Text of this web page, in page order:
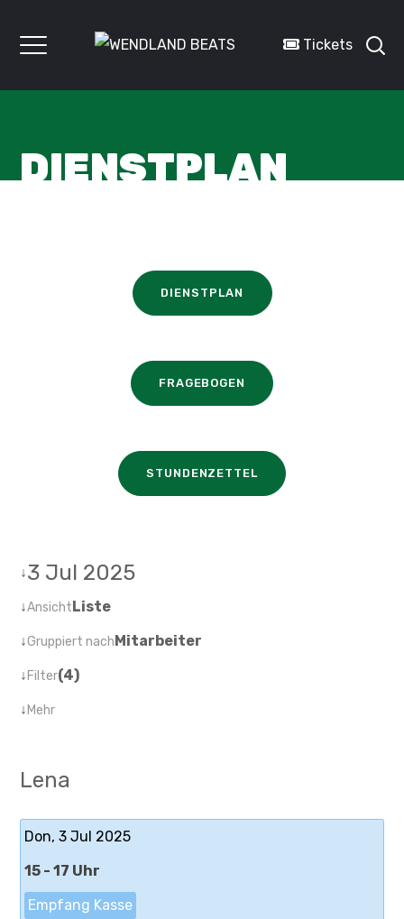
Tickets
DIENSTPLAN
DIENSTPLAN
FRAGEBOGEN
STUNDENZETTEL
↓3 Jul 2025
↓AnsichtListe
↓Gruppiert nachMitarbeiter
↓Filter(4)
↓Mehr
Lena
Don, 3 Jul 2025
15 - 17 Uhr
Empfang Kasse